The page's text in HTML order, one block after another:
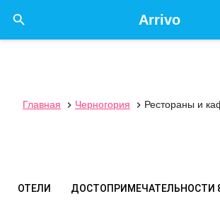
Arrivo

Главная  Черногория  Рестораны и
ОТЕЛИ ДОСТОПРИМЕЧАТЕЛЬНОСТИ